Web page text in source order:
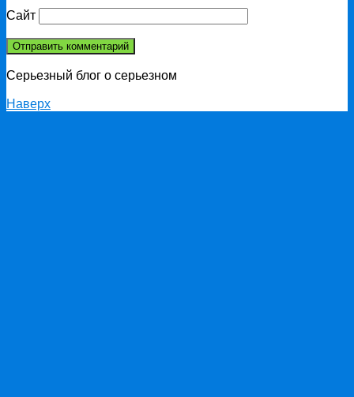
Сайт
Серьезный блог о серьезном
Наверх